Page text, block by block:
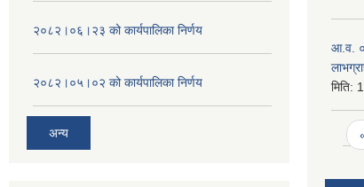
२०८२।०६।२३ को कार्यपालिका निर्णय
२०८२।०५।०२ को कार्यपालिका निर्णय
अन्य
आ.व.
मिति: